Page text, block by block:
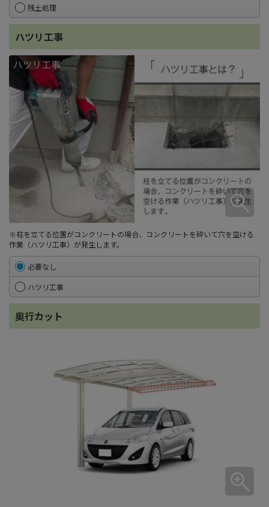
残土処理
ハツリ工事
※柱を立てる位置がコンクリートの場合、コンクリートを砕いて穴を空ける
作業（ハツリ工事）が発生します。
必要なし
ハツリ工事
奥行カット